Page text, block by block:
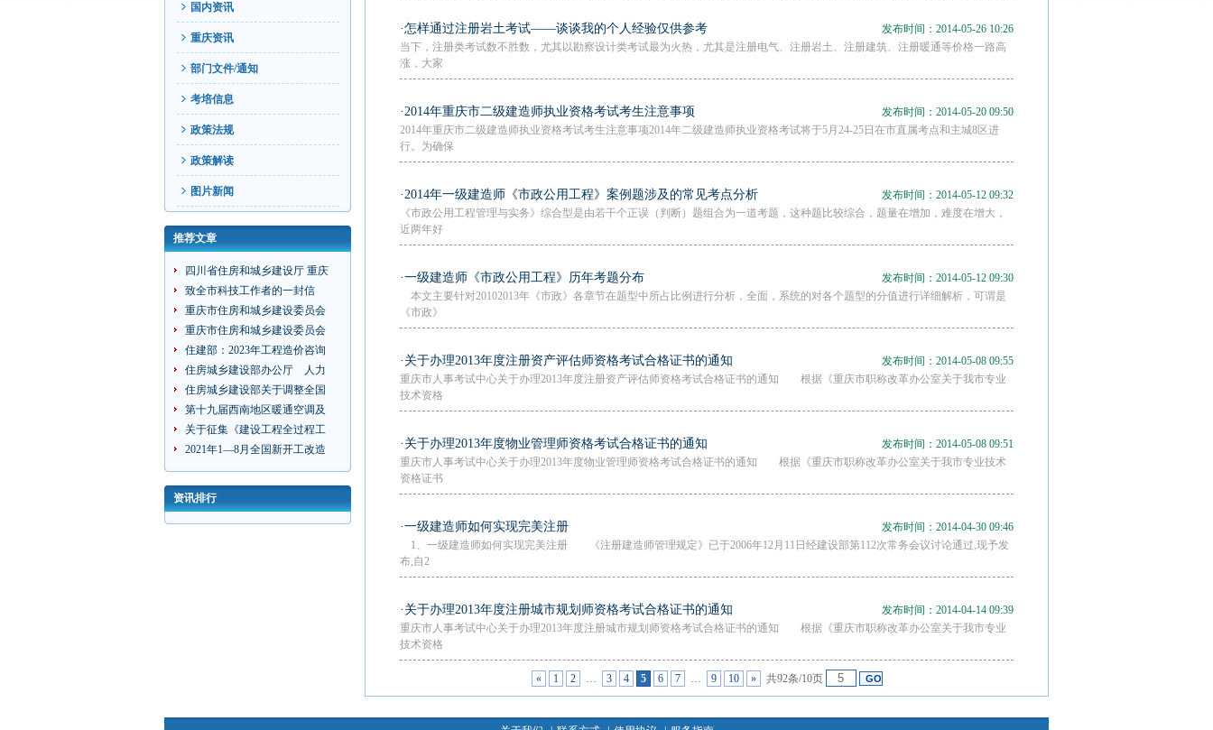
国内资讯
重庆资讯
部门文件/通知
考培信息
政策法规
政策解读
图片新闻
推荐文章
四川省住房和城乡建设厅 重庆
致全市科技工作者的一封信
重庆市住房和城乡建设委员会
重庆市住房和城乡建设委员会
住建部：2023年工程造价咨询
住房城乡建设部办公厅 人力
住房城乡建设部关于调整全国
第十九届西南地区暖通空调及
关于征集《建设工程全过程工
2021年1—8月全国新开工改造
资讯排行
发布时间：2014-05-26 10:26
·怎样通过注册岩土考试——谈谈我的个人经验仅供参考
当下，注册类考试数不胜数，尤其以勘察设计类考试最为火热，尤其是注册电气、注册岩土、注册建筑、注册暖通等价格一路高
涨，大家
发布时间：2014-05-20 09:50
·2014年重庆市二级建造师执业资格考试考生注意事项
2014年重庆市二级建造师执业资格考试考生注意事项2014年二级建造师执业资格考试将于5月24-25日在市直属考点和主城8区进
行。为确保
发布时间：2014-05-12 09:32
·2014年一级建造师《市政公用工程》案例题涉及的常见考点分析
《市政公用工程管理与实务》综合型是由若干个正误（判断）题组合为一道考题，这种题比较综合，题量在增加，难度在增大，
近两年好
发布时间：2014-05-12 09:30
·一级建造师《市政公用工程》历年考题分布
本文主要针对20102013年《市政》各章节在题型中所占比例进行分析，全面，系统的对各个题型的分值进行详细解析，可谓是
《市政》
发布时间：2014-05-08 09:55
·关于办理2013年度注册资产评估师资格考试合格证书的通知
重庆市人事考试中心关于办理2013年度注册资产评估师资格考试合格证书的通知 根据《重庆市职称改革办公室关于我市专业
技术资格
发布时间：2014-05-08 09:51
·关于办理2013年度物业管理师资格考试合格证书的通知
重庆市人事考试中心关于办理2013年度物业管理师资格考试合格证书的通知 根据《重庆市职称改革办公室关于我市专业技术
资格证书
发布时间：2014-04-30 09:46
·一级建造师如何实现完美注册
1、一级建造师如何实现完美注册 《注册建造师管理规定》已于2006年12月11日经建设部第112次常务会议讨论通过,现予发
布,自2
发布时间：2014-04-14 09:39
·关于办理2013年度注册城市规划师资格考试合格证书的通知
重庆市人事考试中心关于办理2013年度注册城市规划师资格考试合格证书的通知 根据《重庆市职称改革办公室关于我市专业
技术资格
« 1 2 … 3 4 5 6 7 … 9 10 » 共92条/10页